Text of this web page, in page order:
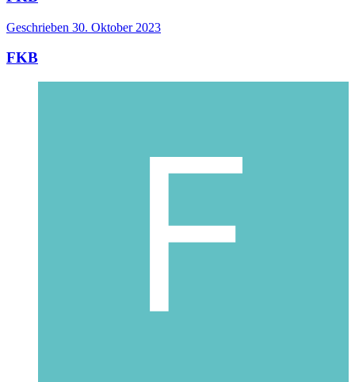
Geschrieben 30. Oktober 2023
FKB